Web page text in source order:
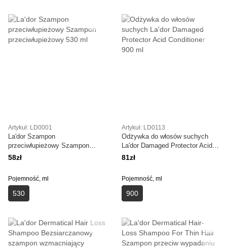
Artykuł: LD0001
La'dor Szampon
przeciwłupieżowy Szampon
przeciwłupieżowy 530 ml
58zł
Pojemność, ml
530
Artykuł: LD0113
Odżywka do włosów suchych
La'dor Damaged Protector Acid
Conditioner 900 ml
81zł
Pojemność, ml
900